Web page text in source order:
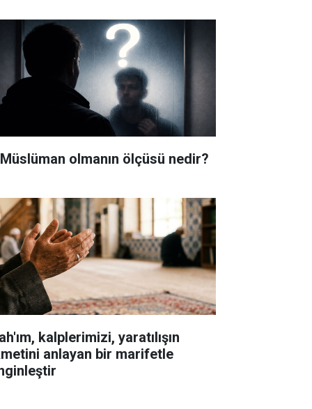
olmanın ölçüsü nedir?
kalplerimizi, yaratılışın
anlayan bir marifetle